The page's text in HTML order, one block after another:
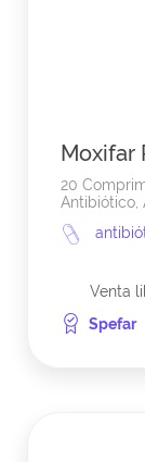
Moxifar
20
Antibiótico,
Venta
Spefar